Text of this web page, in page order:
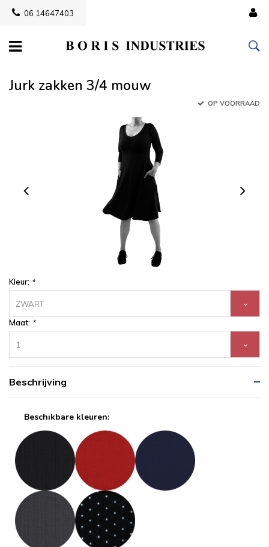
06 14647403
Jurk zakken 3/4 mouw
OP VOORRAAD
Kleur: *
ZWART
Maat: *
1
Beschrijving
Beschikbare kleuren: